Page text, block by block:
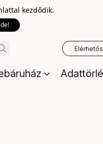
kezdődik.